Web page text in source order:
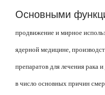
Основными
продвижение и мирное
ядерной медицине,
препаратов для лечения рака
в число основных причин